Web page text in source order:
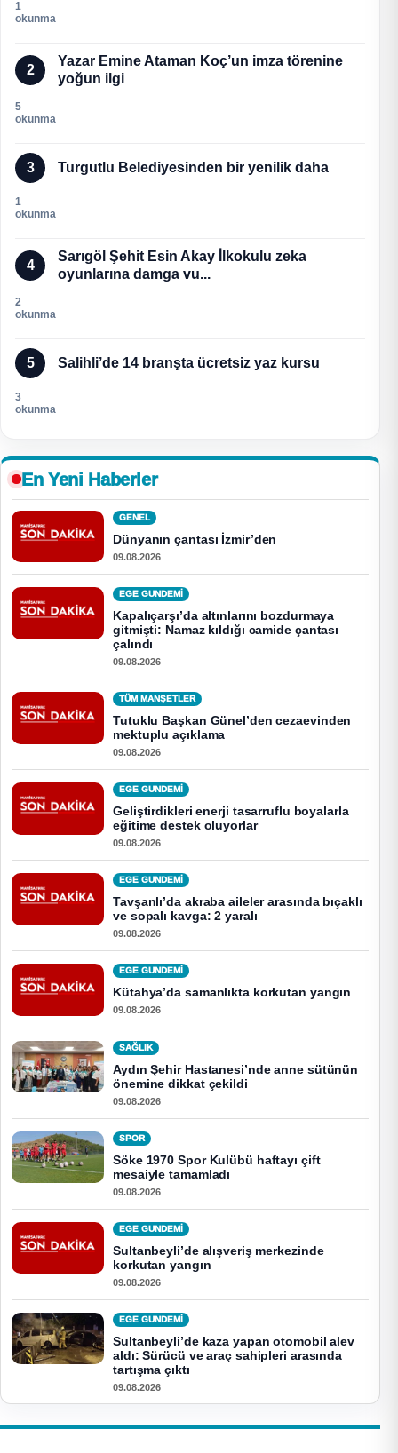
1
okunma
2
Yazar Emine Ataman Koç’un imza törenine
yoğun ilgi
5
okunma
3 Turgutlu Belediyesinden bir yenilik daha
1
okunma
4
Sarıgöl Şehit Esin Akay İlkokulu zeka
oyunlarına damga vu...
2
okunma
5 Salihli’de 14 branşta ücretsiz yaz kursu
3
okunma
En Yeni Haberler
GENEL
Dünyanın çantası İzmir’den
09.08.2026
EGE GUNDEMİ
Kapalıçarşı’da altınlarını bozdurmaya
gitmişti: Namaz kıldığı camide çantası
çalındı
09.08.2026
TÜM MANŞETLER
Tutuklu Başkan Günel’den cezaevinden
mektuplu açıklama
09.08.2026
EGE GUNDEMİ
Geliştirdikleri enerji tasarruflu boyalarla
eğitime destek oluyorlar
09.08.2026
EGE GUNDEMİ
Tavşanlı’da akraba aileler arasında bıçaklı
ve sopalı kavga: 2 yaralı
09.08.2026
EGE GUNDEMİ
Kütahya’da samanlıkta korkutan yangın
09.08.2026
SAĞLIK
Aydın Şehir Hastanesi’nde anne sütünün
önemine dikkat çekildi
09.08.2026
SPOR
Söke 1970 Spor Kulübü haftayı çift
mesaiyle tamamladı
09.08.2026
EGE GUNDEMİ
Sultanbeyli’de alışveriş merkezinde
korkutan yangın
09.08.2026
EGE GUNDEMİ
Sultanbeyli’de kaza yapan otomobil alev
aldı: Sürücü ve araç sahipleri arasında
tartışma çıktı
09.08.2026